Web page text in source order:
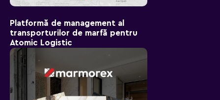
Platformă de management al
transporturilor de marfă pentru
Atomic Logistic